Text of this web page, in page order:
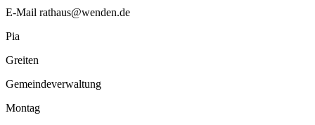
E-Mail rathaus@wenden.de
Pia
Greiten
Gemeindeverwaltung
Montag